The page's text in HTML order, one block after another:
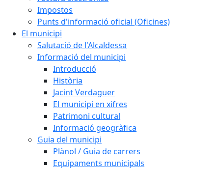
Impostos
Punts d'informació oficial (Oficines)
El municipi
Salutació de l'Alcaldessa
Informació del municipi
Introducció
Història
Jacint Verdaguer
El municipi en xifres
Patrimoni cultural
Informació geogràfica
Guia del municipi
Plànol / Guia de carrers
Equipaments municipals